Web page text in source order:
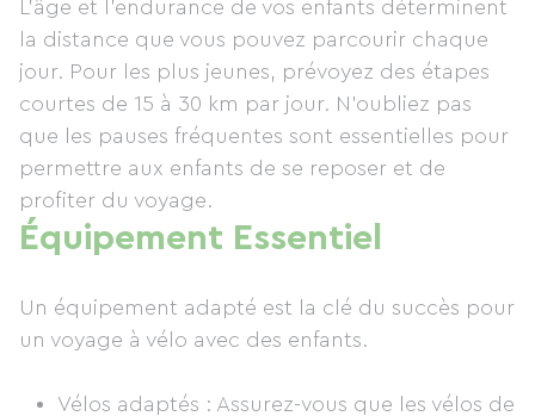
L'âge et l'endurance de vos enfants déterminent
la distance que vous pouvez parcourir chaque
jour. Pour les plus jeunes, prévoyez des étapes
courtes de 15 à 30 km par jour. N’oubliez pas
que les pauses fréquentes sont essentielles pour
permettre aux enfants de se reposer et de
profiter du voyage.
Équipement Essentiel
Un équipement adapté est la clé du succès pour
un voyage à vélo avec des enfants.
Vélos adaptés : Assurez-vous que les vélos de